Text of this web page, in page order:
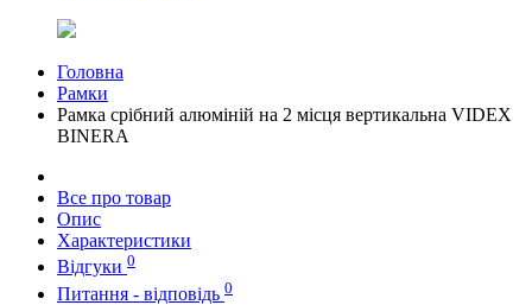
Головна
Рамки
Рамка срібний алюміній на 2 місця вертикальна VIDEX
BINERA
Все про товар
Опис
Характеристики
Відгуки 0
Питання - відповідь 0